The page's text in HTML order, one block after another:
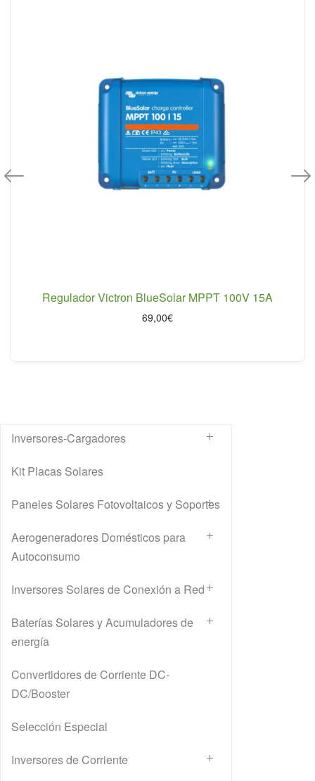
Regulador Victron BlueSolar MPPT 100V 15A
69,00€
Inversores-Cargadores
Kit Placas Solares
Paneles Solares Fotovoltaicos y Soportes
Aerogeneradores Domésticos para
Autoconsumo
Inversores Solares de Conexión a Red
Baterías Solares y Acumuladores de
energía
Convertidores de Corriente DC-
DC/Booster
Selección Especial
Inversores de Corriente